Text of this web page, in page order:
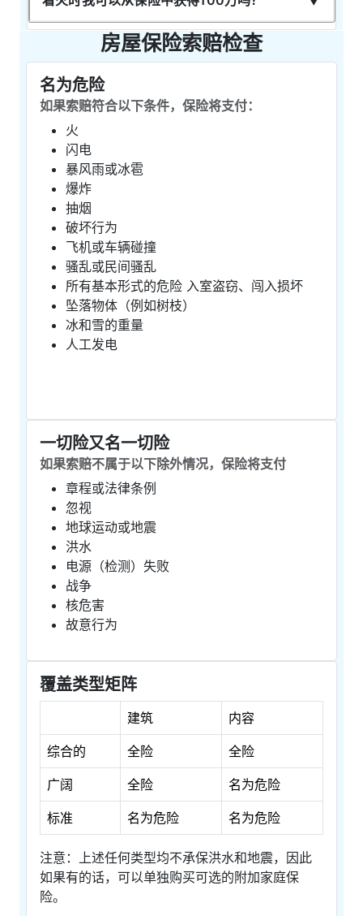
房屋保险索赔检查
名为危险
如果索赔符合以下条件，保险将支付：
火
闪电
暴风雨或冰雹
爆炸
抽烟
破坏行为
飞机或车辆碰撞
骚乱或民间骚乱
所有基本形式的危险 入室盗窃、闯入损坏
坠落物体（例如树枝）
冰和雪的重量
人工发电
一切险又名一切险
如果索赔不属于以下除外情况，保险将支付
章程或法律条例
忽视
地球运动或地震
洪水
电源（检测）失败
战争
核危害
故意行为
覆盖类型矩阵
建筑 内容
综合的 全险 全险
广阔 全险 名为危险
标准 名为危险 名为危险
注意：上述任何类型均不承保洪水和地震，因此
如果有的话，可以单独购买可选的附加家庭保
险。